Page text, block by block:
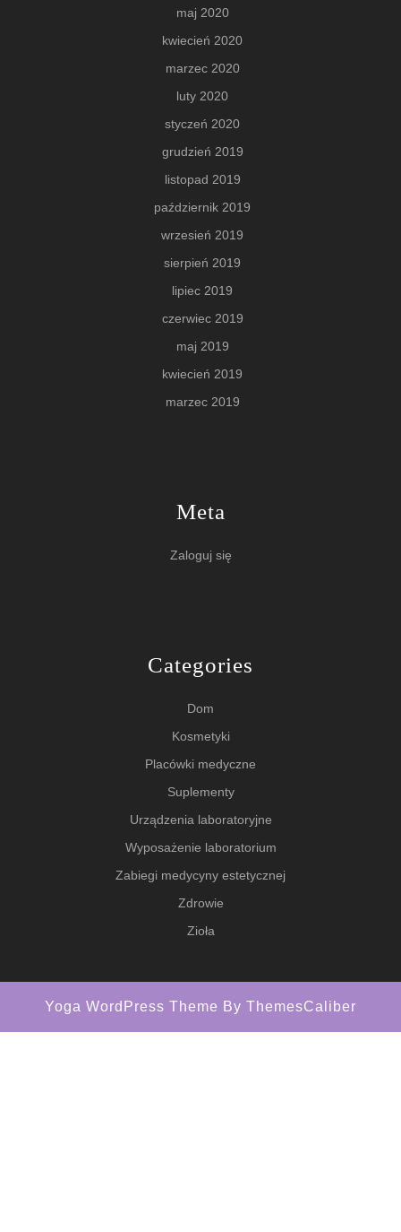
maj 2020
kwiecień 2020
marzec 2020
luty 2020
styczeń 2020
grudzień 2019
listopad 2019
październik 2019
wrzesień 2019
sierpień 2019
lipiec 2019
czerwiec 2019
maj 2019
kwiecień 2019
marzec 2019
Meta
Zaloguj się
Categories
Dom
Kosmetyki
Placówki medyczne
Suplementy
Urządzenia laboratoryjne
Wyposażenie laboratorium
Zabiegi medycyny estetycznej
Zdrowie
Zioła
Yoga WordPress Theme By ThemesCaliber